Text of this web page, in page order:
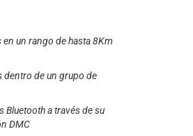
un rango de hasta 8Km
dentro de un grupo de
a través de su
DMC